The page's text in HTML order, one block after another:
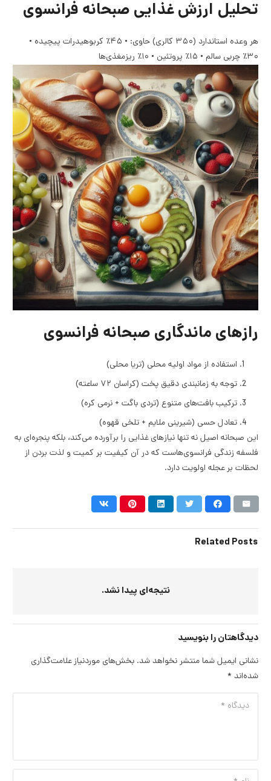
تحلیل ارزش غذایی صبحانه فرانسوی
هر وعده استاندارد (۳۵۰ کالری) حاوی: • ۴۵٪ کربوهیدرات پیچیده •
۳۰٪ چربی سالم • ۱۵٪ پروتئین • ۱۰٪ ریزمغذی‌ها
رازهای ماندگاری صبحانه فرانسوی
استفاده از مواد اولیه محلی (تریا محلی)
توجه به زمانبندی دقیق پخت (کراسان ۷۲ ساعته)
ترکیب بافت‌های متنوع (تردی باگت + نرمی کره)
تعادل حسی (شیرینی ملایم + تلخی قهوه)
این صبحانه اصیل نه تنها نیازهای غذایی را برآورده می‌کند، بلکه پنجره‌ای به
فلسفه زندگی فرانسوی‌هاست که در آن کیفیت بر کمیت و لذت بردن از
لحظات بر عجله اولویت دارد.
Related Posts
نتیجه‌ای پیدا نشد.
دیدگاهتان را بنویسید
نشانی ایمیل شما منتشر نخواهد شد. بخش‌های موردنیاز علامت‌گذاری
شده‌اند *